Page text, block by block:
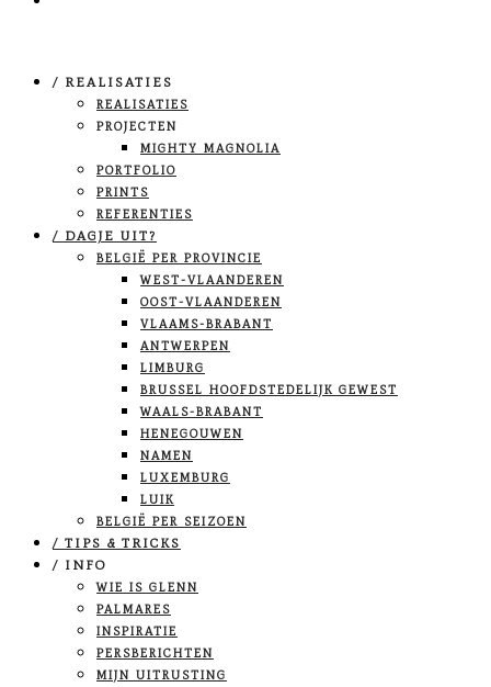
/ REALISATIES
REALISATIES
PROJECTEN
MIGHTY MAGNOLIA
PORTFOLIO
PRINTS
REFERENTIES
/ DAGJE UIT?
BELGIË PER PROVINCIE
WEST-VLAANDEREN
OOST-VLAANDEREN
VLAAMS-BRABANT
ANTWERPEN
LIMBURG
BRUSSEL HOOFDSTEDELIJK GEWEST
WAALS-BRABANT
HENEGOUWEN
NAMEN
LUXEMBURG
LUIK
BELGIË PER SEIZOEN
/ TIPS & TRICKS
/ INFO
WIE IS GLENN
PALMARES
INSPIRATIE
PERSBERICHTEN
MIJN UITRUSTING